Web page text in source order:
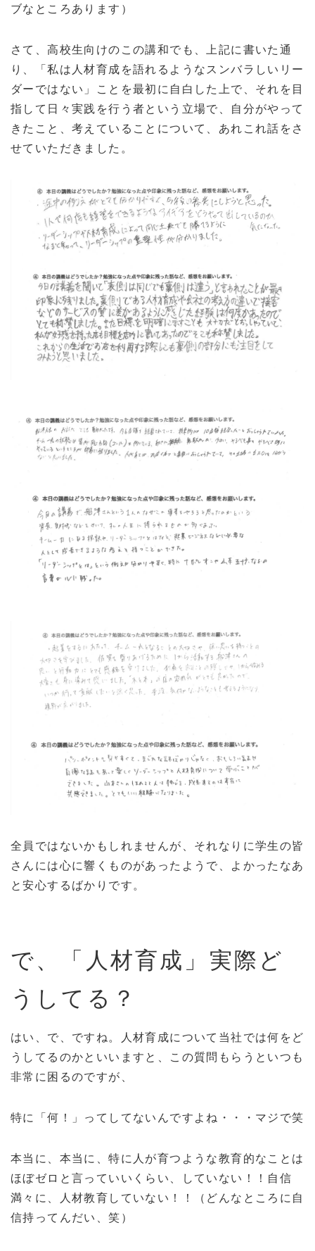
ブなところあります）
さて、高校生向けのこの講和でも、上記に書いた通
り、「私は人材育成を語れるようなスンバラしいリー
ダーではない」ことを最初に自白した上で、それを目
指して日々実践を行う者という立場で、自分がやって
きたこと、考えていることについて、あれこれ話をさ
せていただきました。
全員ではないかもしれませんが、それなりに学生の皆
さんには心に響くものがあったようで、よかったなあ
と安心するばかりです。
で、「人材育成」実際ど
うしてる？
はい、で、ですね。人材育成について当社では何をど
うしてるのかといいますと、この質問もらうといつも
非常に困るのですが、
特に「何！」ってしてないんですよね・・・マジで笑
本当に、本当に、特に人が育つような教育的なことは
ほぼゼロと言っていいくらい、していない！！自信
満々に、人材教育していない！！（どんなところに自
信持ってんだい、笑）